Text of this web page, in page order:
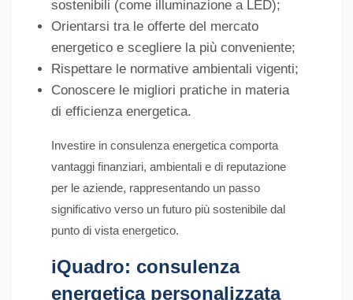
sostenibili (come illuminazione a LED);
Orientarsi tra le offerte del mercato
energetico e scegliere la più conveniente;
Rispettare le normative ambientali vigenti;
Conoscere le migliori pratiche in materia
di efficienza energetica.
Investire in consulenza energetica comporta
vantaggi finanziari, ambientali e di reputazione
per le aziende, rappresentando un passo
significativo verso un futuro più sostenibile dal
punto di vista energetico.
iQuadro: consulenza
energetica personalizzata